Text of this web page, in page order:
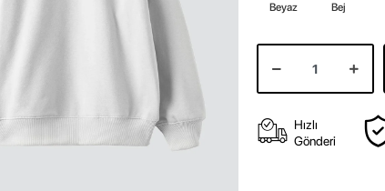
Beyaz Bej
Hızlı
Gönderi